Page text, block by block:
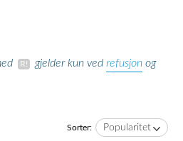
gjelder kun ved refusjon og
Sorter: Popularitet